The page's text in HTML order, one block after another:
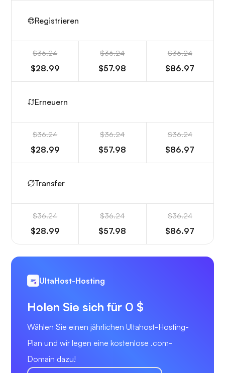
Registrieren
$36.24
$28.99
$36.24
$57.98
$36.24
$86.97
Erneuern
$36.24
$28.99
$36.24
$57.98
$36.24
$86.97
Transfer
$36.24
$28.99
$36.24
$57.98
$36.24
$86.97
UltaHost-Hosting
Holen Sie sich für 0 $
Wählen Sie einen jährlichen Ultahost-Hosting-
Plan und wir legen eine kostenlose .com-
Domain dazu!